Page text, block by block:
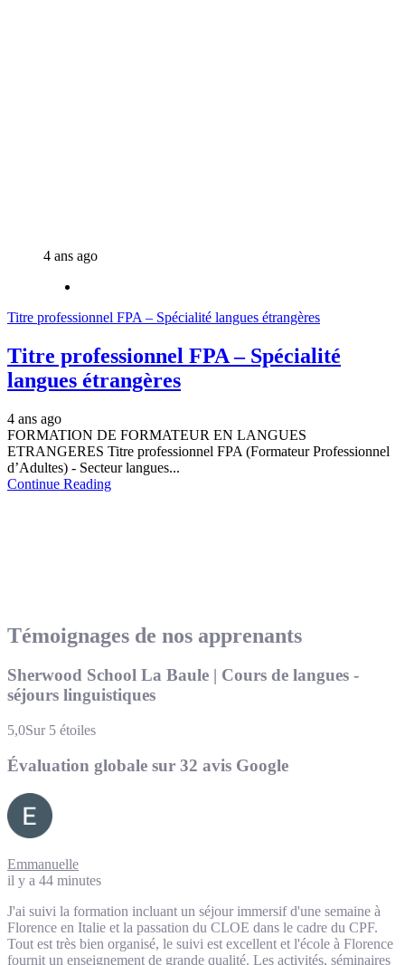
4 ans ago
Titre professionnel FPA – Spécialité langues étrangères
Titre professionnel FPA – Spécialité
langues étrangères
4 ans ago
FORMATION DE FORMATEUR EN LANGUES
ETRANGERES Titre professionnel FPA (Formateur Professionnel
d’Adultes) - Secteur langues...
Continue Reading
Témoignages de nos apprenants
Sherwood School La Baule | Cours de langues -
séjours linguistiques
5,0Sur 5 étoiles
Évaluation globale sur 32 avis Google
Emmanuelle
il y a 44 minutes
J'ai suivi la formation incluant un séjour immersif d'une semaine à
Florence en Italie et la passation du CLOE dans le cadre du CPF.
Tout est très bien organisé, le suivi est excellent et l'école à Florence
fournit un enseignement de grande qualité. Les activités, séminaires